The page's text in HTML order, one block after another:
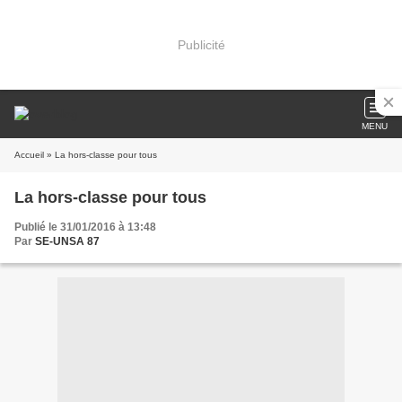
Publicité
MENU
Accueil » La hors-classe pour tous
La hors-classe pour tous
Publié le 31/01/2016 à 13:48
Par SE-UNSA 87